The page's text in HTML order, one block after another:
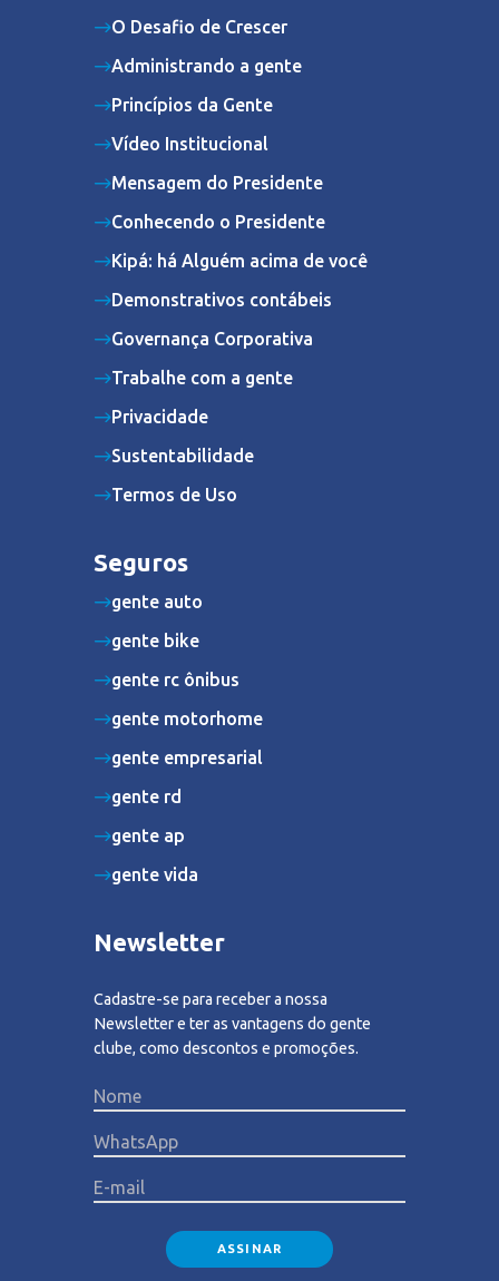
O Desafio de Crescer
Administrando a gente
Princípios da Gente
Vídeo Institucional
Mensagem do Presidente
Conhecendo o Presidente
Kipá: há Alguém acima de você
Demonstrativos contábeis
Governança Corporativa
Trabalhe com a gente
Privacidade
Sustentabilidade
Termos de Uso
Seguros
gente auto
gente bike
gente rc ônibus
gente motorhome
gente empresarial
gente rd
gente ap
gente vida
Newsletter
Cadastre-se para receber a nossa
Newsletter e ter as vantagens do gente
clube, como descontos e promoções.